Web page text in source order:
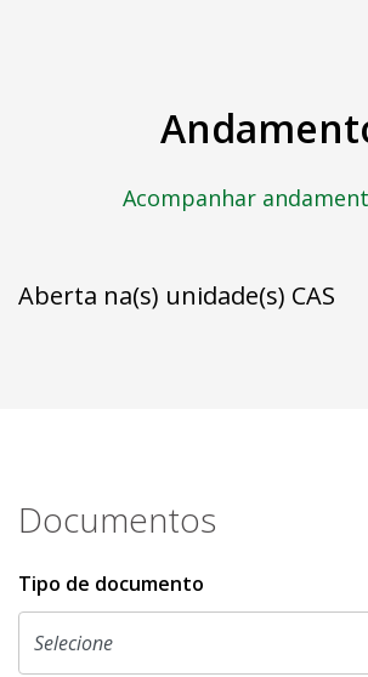
Acompanhar
Aberta na(s) unidade(s) CAS
Documentos
Tipo de documento